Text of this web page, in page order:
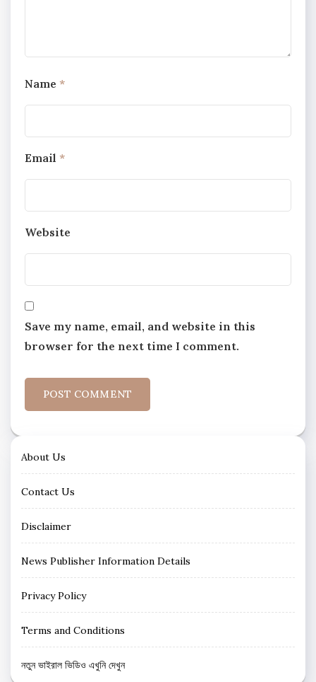
Name *
Email *
Website
Save my name, email, and website in this
browser for the next time I comment.
About Us
Contact Us
Disclaimer
News Publisher Information Details
Privacy Policy
Terms and Conditions
নতুন ভাইরাল ভিডিও এখুনি দেখুন